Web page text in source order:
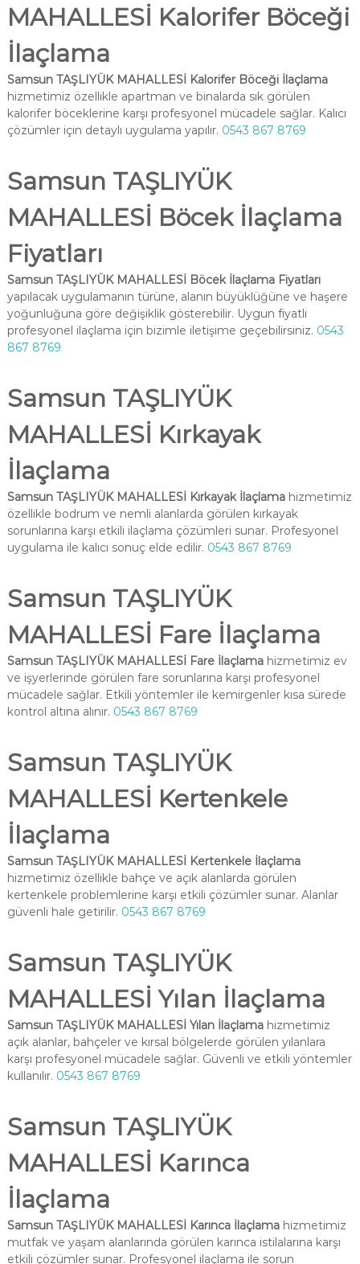
MAHALLESİ Kalorifer Böceği
İlaçlama
Samsun TAŞLIYÜK MAHALLESİ Kalorifer Böceği İlaçlama
hizmetimiz özellikle apartman ve binalarda sık görülen
kalorifer böceklerine karşı profesyonel mücadele sağlar. Kalıcı
çözümler için detaylı uygulama yapılır. 0543 867 8769
Samsun TAŞLIYÜK
MAHALLESİ Böcek İlaçlama
Fiyatları
Samsun TAŞLIYÜK MAHALLESİ Böcek İlaçlama Fiyatları
yapılacak uygulamanın türüne, alanın büyüklüğüne ve haşere
yoğunluğuna göre değişiklik gösterebilir. Uygun fiyatlı
profesyonel ilaçlama için bizimle iletişime geçebilirsiniz. 0543
867 8769
Samsun TAŞLIYÜK
MAHALLESİ Kırkayak
İlaçlama
Samsun TAŞLIYÜK MAHALLESİ Kırkayak İlaçlamahizmetimiz
özellikle bodrum ve nemli alanlarda görülen kırkayak
sorunlarına karşı etkili ilaçlama çözümleri sunar. Profesyonel
uygulama ile kalıcı sonuç elde edilir. 0543 867 8769
Samsun TAŞLIYÜK
MAHALLESİ Fare İlaçlama
Samsun TAŞLIYÜK MAHALLESİ Fare İlaçlamahizmetimiz ev
ve işyerlerinde görülen fare sorunlarına karşı profesyonel
mücadele sağlar. Etkili yöntemler ile kemirgenler kısa sürede
kontrol altına alınır. 0543 867 8769
Samsun TAŞLIYÜK
MAHALLESİ Kertenkele
İlaçlama
Samsun TAŞLIYÜK MAHALLESİ Kertenkele İlaçlama
hizmetimiz özellikle bahçe ve açık alanlarda görülen
kertenkele problemlerine karşı etkili çözümler sunar. Alanlar
güvenli hale getirilir. 0543 867 8769
Samsun TAŞLIYÜK
MAHALLESİ Yılan İlaçlama
Samsun TAŞLIYÜK MAHALLESİ Yılan İlaçlamahizmetimiz
açık alanlar, bahçeler ve kırsal bölgelerde görülen yılanlara
karşı profesyonel mücadele sağlar. Güvenli ve etkili yöntemler
kullanılır. 0543 867 8769
Samsun TAŞLIYÜK
MAHALLESİ Karınca
İlaçlama
Samsun TAŞLIYÜK MAHALLESİ Karınca İlaçlamahizmetimiz
mutfak ve yaşam alanlarında görülen karınca istilalarına karşı
etkili çözümler sunar. Profesyonel ilaçlama ile sorun